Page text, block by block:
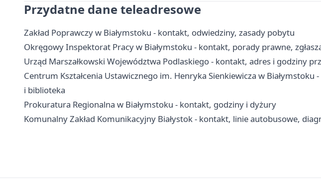
Przydatne dane teleadresowe
Zakład Poprawczy w Białymstoku - kontakt, odwiedziny, zasady pobytu
Okręgowy Inspektorat Pracy w Białymstoku - kontakt, porady prawne,
Urząd Marszałkowski Województwa Podlaskiego - kontakt, adres i godziny
Centrum Kształcenia Ustawicznego im. Henryka Sienkiewicza w Białymstoku
i biblioteka
Prokuratura Regionalna w Białymstoku - kontakt, godziny i dyżury
Komunalny Zakład Komunikacyjny Białystok - kontakt, linie autobusowe,